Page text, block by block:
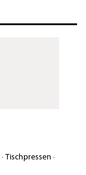
·Tischpressen ·